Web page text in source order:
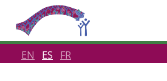
EN ES FR